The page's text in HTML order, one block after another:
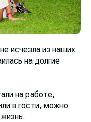
исчезла из наших
на долгие
на работе,
в гости, можно